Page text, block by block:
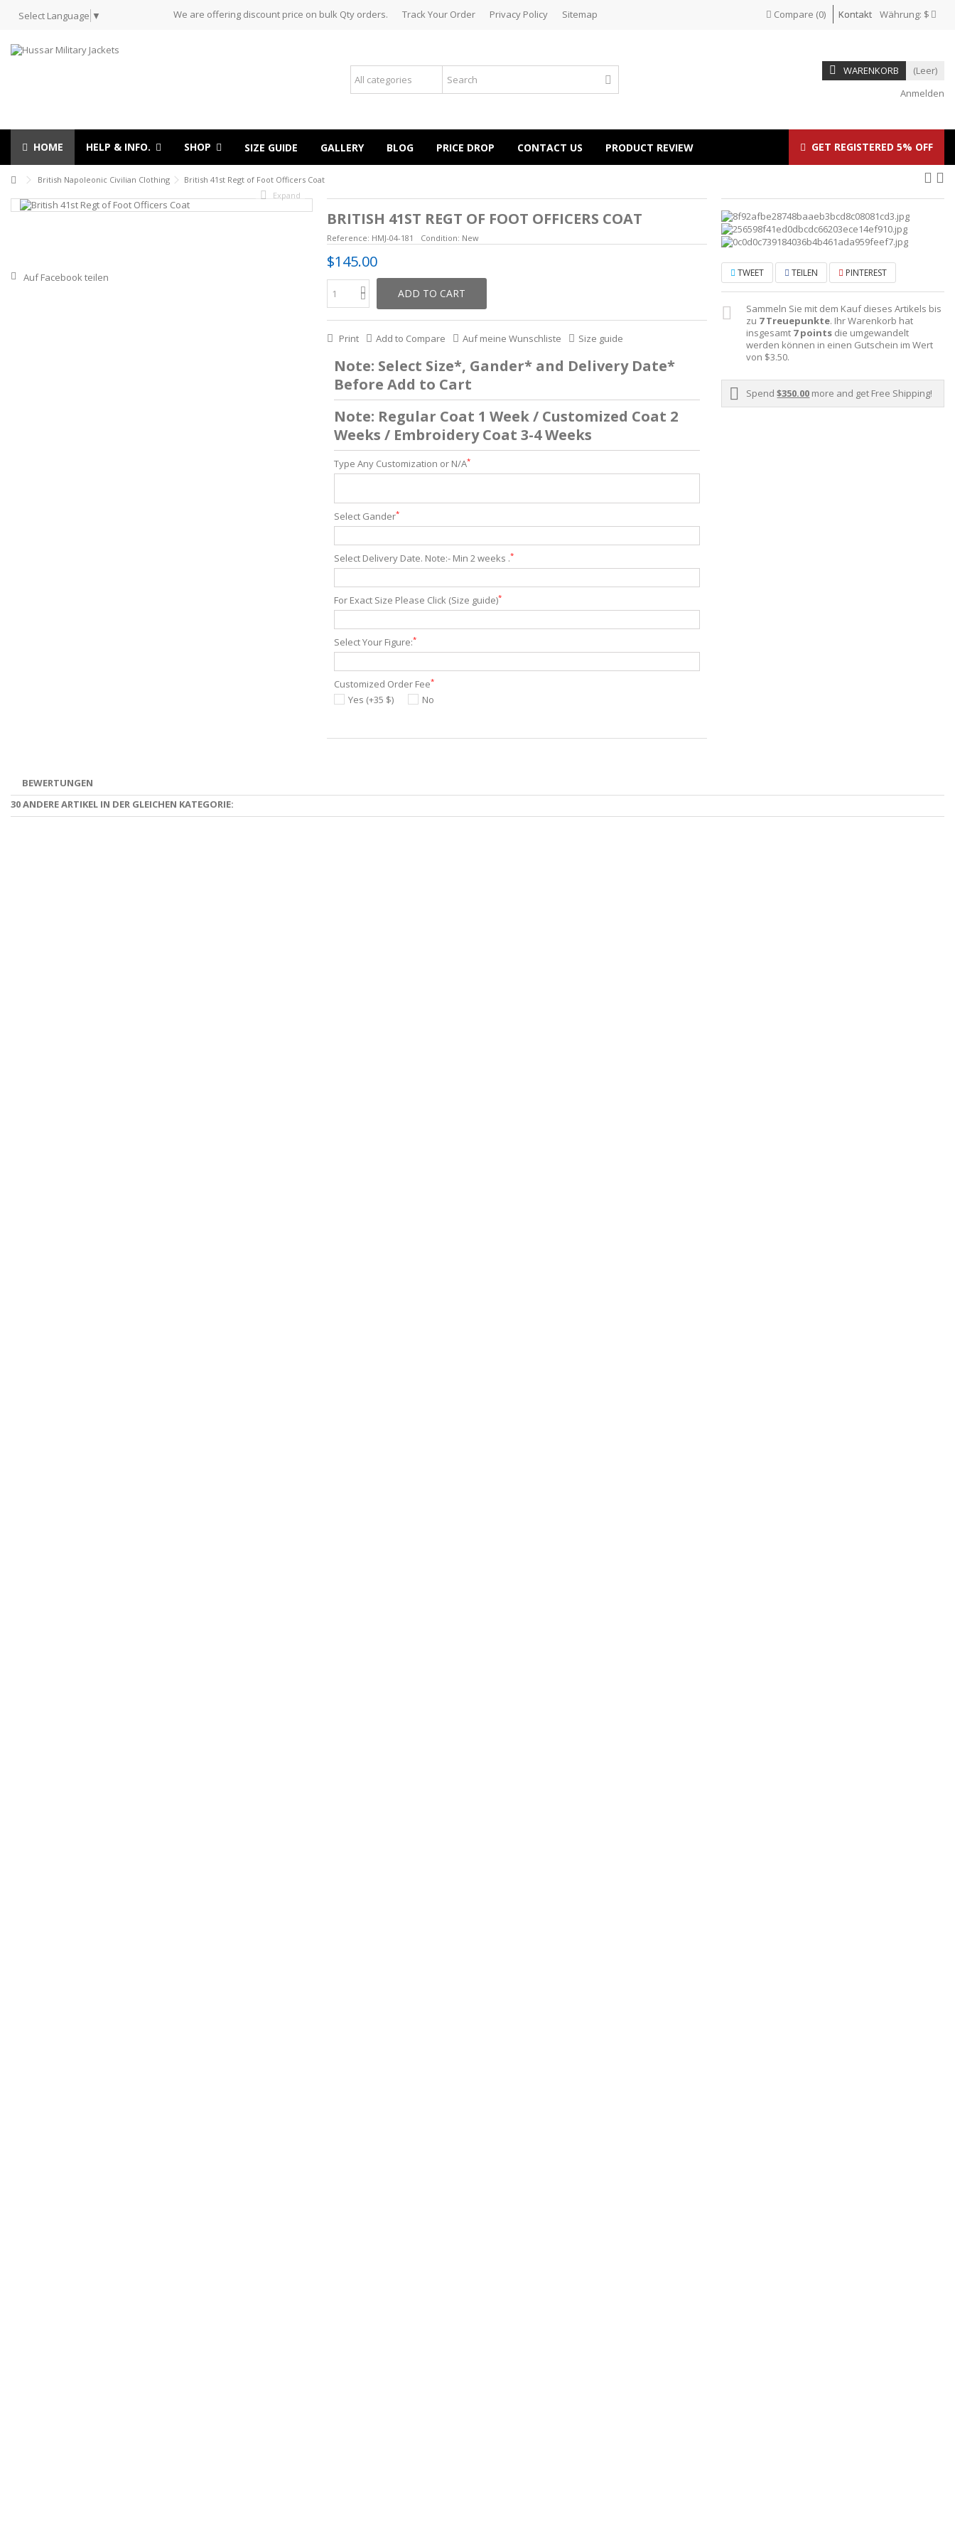
Select Language ▼ Währung: $
Kontakt
We are offering discount price on bulk Qty orders. Track Your Order Privacy Policy Sitemap Compare (0)
WARENKORB
(Leer)
Anmelden
HOME HELP & INFO. SHOP SIZE GUIDE GALLERY BLOG PRICE DROP CONTACT US GET REGISTERED 5% OFF
PRODUCT REVIEW
British Napoleonic Civilian Clothing
British 41st Regt of Foot Officers Coat
Expand
Auf Facebook teilen
BRITISH 41ST REGT OF FOOT OFFICERS COAT
Reference: HMJ-04-181 Condition: New
$145.00
ADD TO CART
Print Add to Compare Auf meine Wunschliste Size guide
Note: Select Size*, Gander* and Delivery Date*
Before Add to Cart
Note: Regular Coat 1 Week / Customized Coat 2
Weeks / Embroidery Coat 3-4 Weeks
Type Any Customization or N/A*
Select Gander*
Select Delivery Date. Note:- Min 2 weeks .*
For Exact Size Please Click (Size guide)*
Select Your Figure:*
Customized Order Fee*
Yes (+35 $) No
TWEET TEILEN PINTEREST
Sammeln Sie mit dem Kauf dieses Artikels bis
zu 7Treuepunkte. Ihr Warenkorb hat
insgesamt 7points die umgewandelt
werden können in einen Gutschein im Wert
von $3.50.
Spend$350.00 more and get Free Shipping!
BEWERTUNGEN
30 ANDERE ARTIKEL IN DER GLEICHEN KATEGORIE: